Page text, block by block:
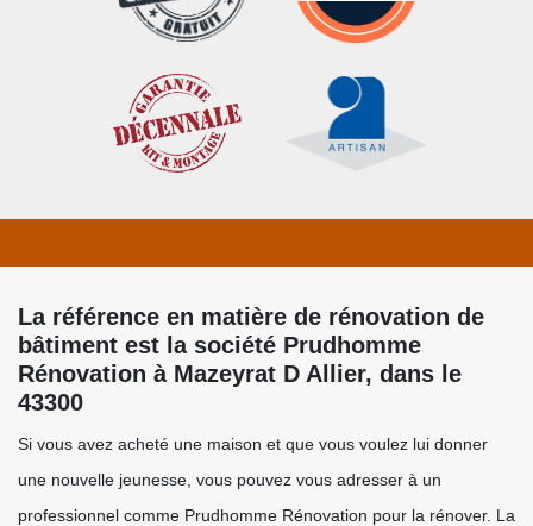
La référence en matière de rénovation de
bâtiment est la société Prudhomme
Rénovation à Mazeyrat D Allier, dans le
43300
Si vous avez acheté une maison et que vous voulez lui donner
une nouvelle jeunesse, vous pouvez vous adresser à un
professionnel comme Prudhomme Rénovation pour la rénover. La